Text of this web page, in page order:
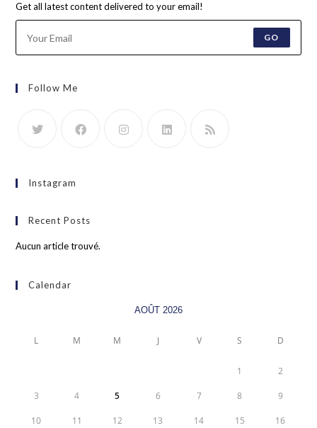
Get all latest content delivered to your email!
GO
Follow Me
Instagram
Recent Posts
Aucun article trouvé.
Calendar
AOÛT 2026
L M M J V S D
1 2
3 4 5 6 7 8 9
10 11 12 13 14 15 16